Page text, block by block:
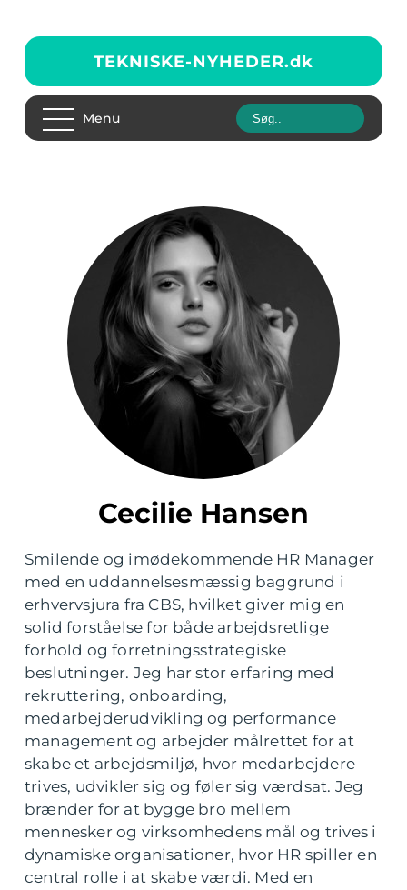
TEKNISKE-NYHEDER.dk
Menu
Cecilie Hansen
Smilende og imødekommende HR Manager
med en uddannelsesmæssig baggrund i
erhvervsjura fra CBS, hvilket giver mig en
solid forståelse for både arbejdsretlige
forhold og forretningsstrategiske
beslutninger. Jeg har stor erfaring med
rekruttering, onboarding,
medarbejderudvikling og performance
management og arbejder målrettet for at
skabe et arbejdsmiljø, hvor medarbejdere
trives, udvikler sig og føler sig værdsat. Jeg
brænder for at bygge bro mellem
mennesker og virksomhedens mål og trives i
dynamiske organisationer, hvor HR spiller en
central rolle i at skabe værdi. Med en